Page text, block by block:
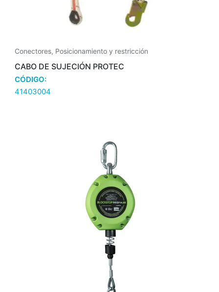
Conectores, Posicionamiento y restricción
CABO DE SUJECIÓN PROTEC
CÓDIGO:
41403004